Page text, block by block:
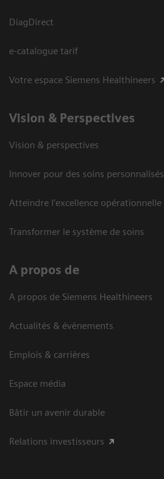
DiagDirect
e-catalogue tarif
Votre espace Siemens Healthineers
Vision ​& Perspectives
Vision & perspectives
Innover pour des soins personnalisés
Atteindre l’excellence opérationnelle
Transformer le système de soins
A propos de
A propos de Siemens Healthineers
Actualités & évènements
Emplois & carrières
Espace média
Bâtir un avenir durable
Relations investisseurs